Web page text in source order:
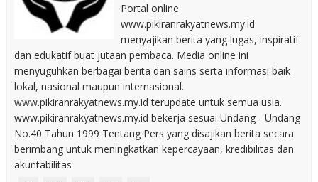
Portal online
www.pikiranrakyatnews.my.id
menyajikan berita yang lugas, inspiratif
dan edukatif buat jutaan pembaca. Media online ini
menyuguhkan berbagai berita dan sains serta informasi baik
lokal, nasional maupun internasional.
www.pikiranrakyatnews.my.id terupdate untuk semua usia.
www.pikiranrakyatnews.my.id bekerja sesuai Undang - Undang
No.40 Tahun 1999 Tentang Pers yang disajikan berita secara
berimbang untuk meningkatkan kepercayaan, kredibilitas dan
akuntabilitas